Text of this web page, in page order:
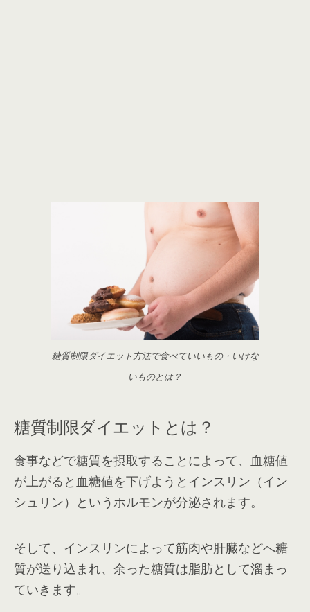
糖質制限ダイエット方法で食べていいもの・いけな
いものとは？
糖質制限ダイエットとは？
食事などで糖質を摂取することによって、血糖値
が上がると血糖値を下げようとインスリン（イン
シュリン）というホルモンが分泌されます。
そして、インスリンによって筋肉や肝臓などへ糖
質が送り込まれ、余った糖質は脂肪として溜まっ
ていきます。